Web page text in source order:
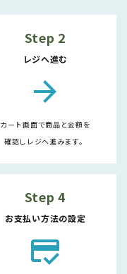
Step 2
レジへ進む
arrow_forward
カート画面で商品と金額を
確認しレジへ進みます。
Step 4
お支払い方法の設定
credit_score